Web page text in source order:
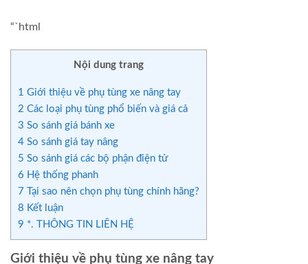
“`html
Nội dung trang
1 Giới thiệu về phụ tùng xe nâng tay
2 Các loại phụ tùng phổ biến và giá cả
3 So sánh giá bánh xe
4 So sánh giá tay nâng
5 So sánh giá các bộ phận điện tử
6 Hệ thống phanh
7 Tại sao nên chọn phụ tùng chính hãng?
8 Kết luận
9 *. THÔNG TIN LIÊN HỆ
Giới thiệu về phụ tùng xe nâng tay